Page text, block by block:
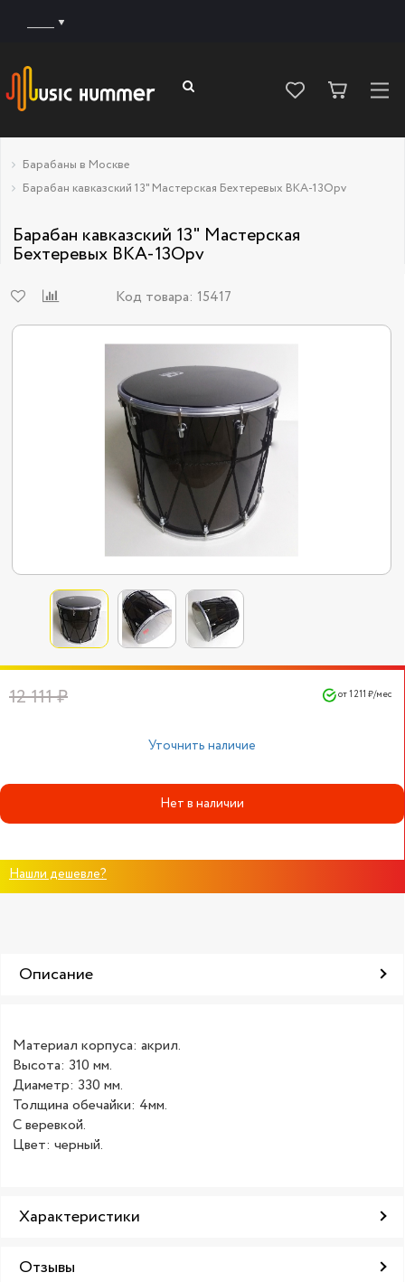
Барабаны в Москве
Барабан кавказский 13" Мастерская Бехтеревых BKA-13Opv
Барабан кавказский 13" Мастерская
Бехтеревых BKA-13Opv
Код товара: 15417
12 111 ₽ от 1 211 ₽/мес
Уточнить наличие
Нет в наличии
Нашли дешевле?
Описание
Материал корпуса: акрил.
Высота: 310 мм.
Диаметр: 330 мм.
Толщина обечайки: 4мм.
С веревкой.
Цвет: черный.
Характеристики
Отзывы